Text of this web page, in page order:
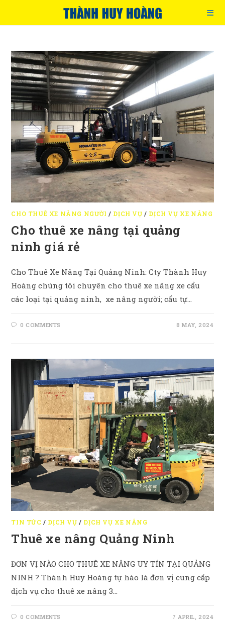
CHO THUÊ XE NÂNG NGƯỜI / DỊCH VỤ / DỊCH VỤ XE NÂNG
Cho thuê xe nâng tại quảng
ninh giá rẻ
Cho Thuê Xe Nâng Tại Quảng Ninh: Cty Thành Huy
Hoàng chúng tôi chuyên cho thuê xe nâng xe cẩu
các loại tại quảng ninh, xe nâng người; cẩu tự…
0 COMMENTS 8 MAY, 2024
TIN TỨC / DỊCH VỤ / DỊCH VỤ XE NÂNG
Thuê xe nâng Quảng Ninh
ĐƠN VỊ NÀO CHO THUÊ XE NÂNG UY TÍN TẠI QUẢNG
NINH ? Thành Huy Hoàng tự hào là đơn vị cung cấp
dịch vụ cho thuê xe nâng 3…
0 COMMENTS 7 APRIL, 2024